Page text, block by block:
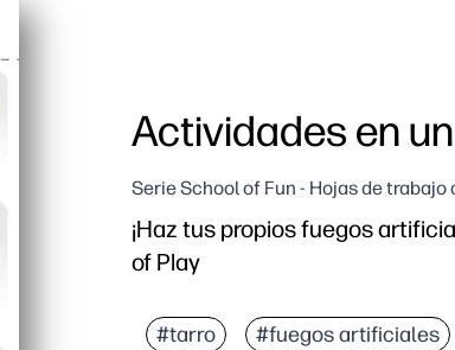
Actividades en
Serie School of Fun - Hojas de trabajo
¡Haz tus propios fuegos
of Play
#tarro #fuegos artificiales